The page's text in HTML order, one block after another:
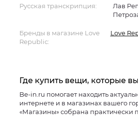
Русская транскрипция:
Лав
Бренды в магазине Love
Republic:
Love
Где купить вещи, которые
Be-in.ru помогает находить
интернете и в магазинах вашего
«Магазины» собрана практически